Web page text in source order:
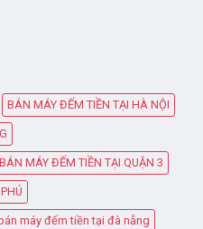
BÁN MÁY ĐẾM TIỀN TẠI HÀ NỘI
BÁN MÁY ĐẾM TIỀN TẠI QUẬN 3
bán máy đếm tiền tại đà nẵng